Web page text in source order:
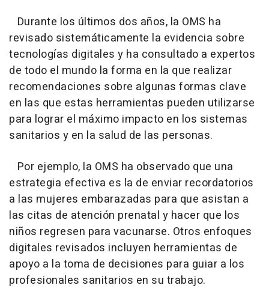
Durante los últimos dos años, la OMS ha
revisado sistemáticamente la evidencia sobre
tecnologías digitales y ha consultado a expertos
de todo el mundo la forma en la que realizar
recomendaciones sobre algunas formas clave
en las que estas herramientas pueden utilizarse
para lograr el máximo impacto en los sistemas
sanitarios y en la salud de las personas.
Por ejemplo, la OMS ha observado que una
estrategia efectiva es la de enviar recordatorios
a las mujeres embarazadas para que asistan a
las citas de atención prenatal y hacer que los
niños regresen para vacunarse. Otros enfoques
digitales revisados incluyen herramientas de
apoyo a la toma de decisiones para guiar a los
profesionales sanitarios en su trabajo.